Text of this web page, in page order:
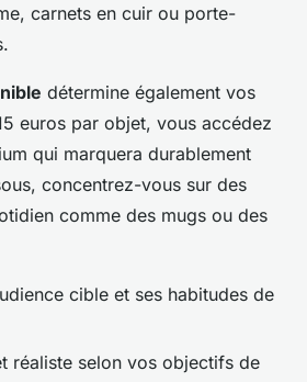
carnets en cuir ou porte-
détermine également vos
euros par objet, vous accédez
qui marquera durablement
concentrez-vous sur des
comme des mugs ou des
cible et ses habitudes de
réaliste selon vos objectifs de